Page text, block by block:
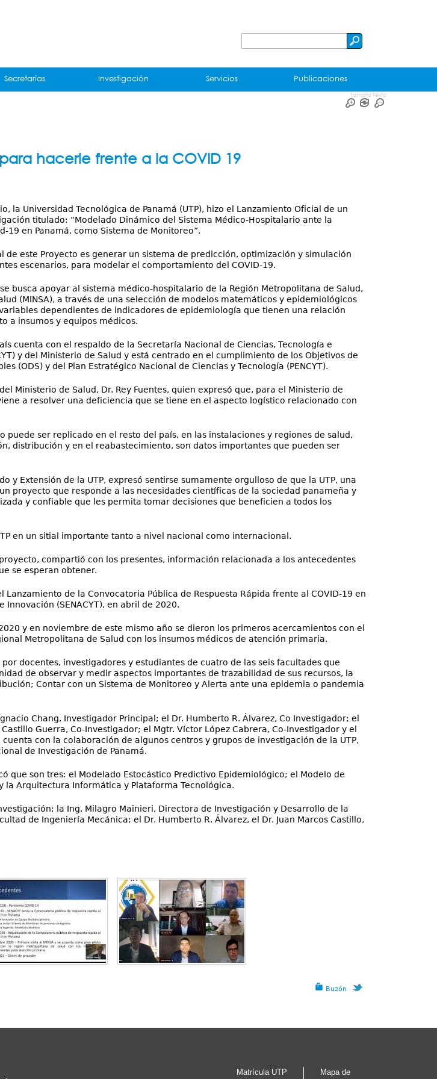
Secretarías Investigación Servicios Publicaciones
Tamaño Texto
hacerle frente a la COVID 19
la Universidad Tecnológica de Panamá (UTP), hizo el Lanzamiento Oficial de un
titulado: “Modelado Dinámico del Sistema Médico-Hospitalario ante la
19 en Panamá, como Sistema de Monitoreo”.
de este Proyecto es generar un sistema de predicción, optimización y simulación
escenarios, para modelar el comportamiento del COVID-19.
busca apoyar al sistema médico-hospitalario de la Región Metropolitana de Salud,
(MINSA), a través de una selección de modelos matemáticos y epidemiológicos
dependientes de indicadores de epidemiología que tienen una relación
a insumos y equipos médicos.
cuenta con el respaldo de la Secretaría Nacional de Ciencias, Tecnología e
y del Ministerio de Salud y está centrado en el cumplimiento de los Objetivos de
(ODS) y del Plan Estratégico Nacional de Ciencias y Tecnología (PENCYT).
Ministerio de Salud, Dr. Rey Fuentes, quien expresó que, para el Ministerio de
a resolver una deficiencia que se tiene en el aspecto logístico relacionado con
ser replicado en el resto del país, en las instalaciones y regiones de salud,
distribución y en el reabastecimiento, son datos importantes que pueden ser
y Extensión de la UTP, expresó sentirse sumamente orgulloso de que la UTP, una
proyecto que responde a las necesidades científicas de la sociedad panameña y
y confiable que les permita tomar decisiones que beneficien a todos los
en un sitial importante tanto a nivel nacional como internacional.
compartió con los presentes, información relacionada a los antecedentes
se esperan obtener.
de la Convocatoria Pública de Respuesta Rápida frente al COVID-19 en
(SENACYT), en abril de 2020.
y en noviembre de este mismo año se dieron los primeros acercamientos con el
Metropolitana de Salud con los insumos médicos de atención primaria.
docentes, investigadores y estudiantes de cuatro de las seis facultades que
de observar y medir aspectos importantes de trazabilidad de sus recursos, la
Contar con un Sistema de Monitoreo y Alerta ante una epidemia o pandemia
Chang, Investigador Principal; el Dr. Humberto R. Álvarez, Co Investigador; el
Guerra, Co-Investigador; el Mgtr. Víctor López Cabrera, Co-Investigador y el
con la colaboración de algunos centros y grupos de investigación de la UTP,
de Investigación de Panamá.
que son tres: el Modelado Estocástico Predictivo Epidemiológico; el Modelo de
la Arquitectura Informática y Plataforma Tecnológica.
la Ing. Milagro Mainieri, Directora de Investigación y Desarrollo de la
de Ingeniería Mecánica; el Dr. Humberto R. Álvarez, el Dr. Juan Marcos Castillo,
Buzón
Matrícula UTP
Mapa de